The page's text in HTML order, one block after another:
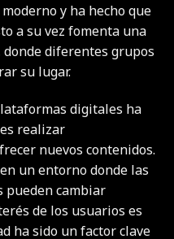
y ha hecho que
a su vez fomenta una
diferentes grupos
su lugar.
digitales ha
realizar
nuevos contenidos.
un entorno donde las
pueden cambiar
de los usuarios es
ha sido un factor clave